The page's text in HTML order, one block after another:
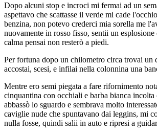
Dopo alcuni stop e incroci mi fermai ad un
aspettavo che scattasse il verde mi cade
benzina, non potevo crederci mia sorella me
nuovamente in rosso fisso, sentii un esplosione
calma pensai non resterò a piedi.
Per fortuna dopo un chilometro circa trovai un
accostai, scesi, e infilai nella colonnina una
Mentre ero semi piegata a fare rifornimento
cinquantina con occhiali e barba bianca incolta
abbassò lo sguardo e sembrava molto
caviglie nude che spuntavano dai leggins, mi
nulla fosse, quindi salii in auto e ripresi a